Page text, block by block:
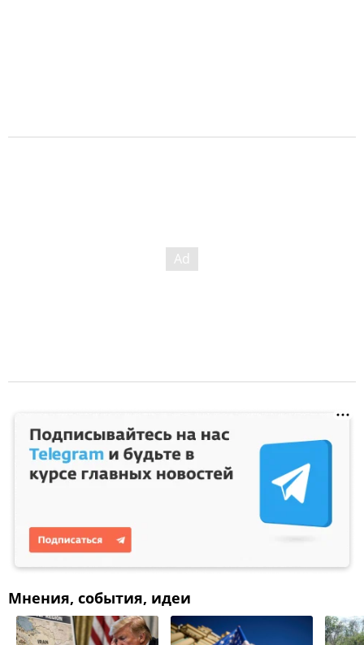
Мнения, события, идеи